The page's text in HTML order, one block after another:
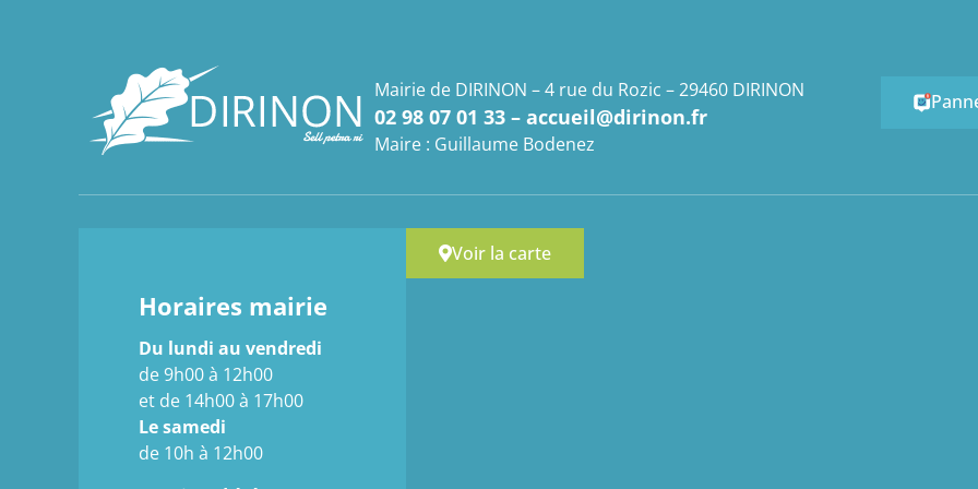
Mairie de DIRINON – 4 rue du Rozic – 29460 DIRINON
02 98 07 01 33 – accueil@dirinon.fr
Maire : Guillaume Bodenez
Horaires mairie
Du lundi au vendredi
de 9h00 à 12h00
et de 14h00 à 17h00
Le samedi
de 10h à 12h00
Voir la carte